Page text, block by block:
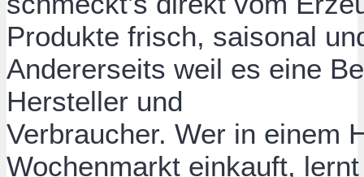
Produkte frisch, saisonal
Andererseits weil es eine
Hersteller und
Verbraucher. Wer in einem
Wochenmarkt einkauft,